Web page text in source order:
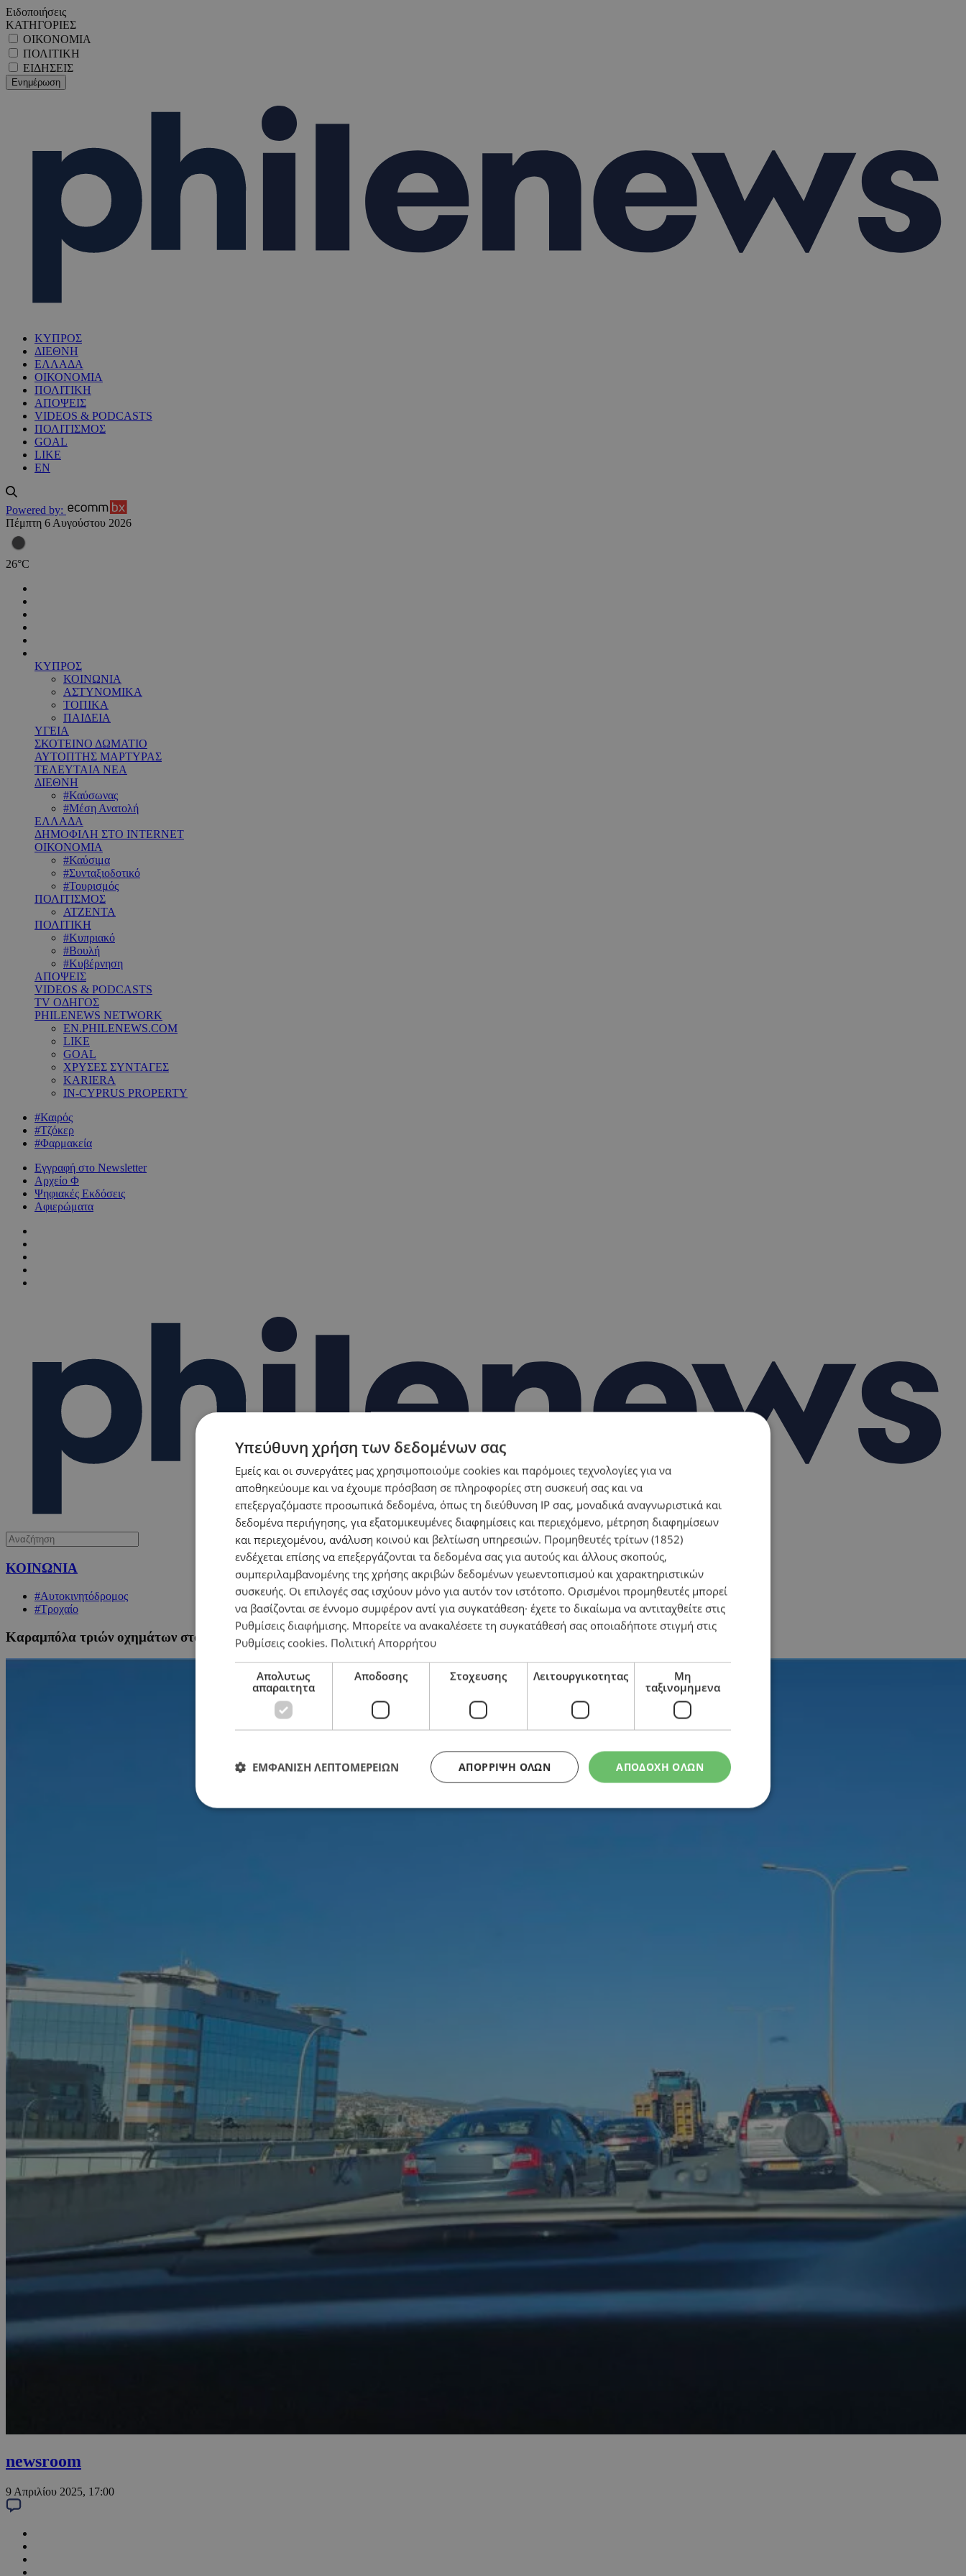
Ειδοποιήσεις
ΚΑΤΗΓΟΡΙΕΣ
ΟΙΚΟΝΟΜΙΑ
ΠΟΛΙΤΙΚΗ
ΕΙΔΗΣΕΙΣ
ΚΥΠΡΟΣ
ΔΙΕΘΝΗ
ΕΛΛΑΔΑ
ΟΙΚΟΝΟΜΙΑ
ΠΟΛΙΤΙΚΗ
ΑΠΟΨΕΙΣ
VIDEOS & PODCASTS
ΠΟΛΙΤΙΣΜΟΣ
GOAL
LIKE
EN
Powered by:
Πέμπτη 6 Αυγούστου 2026
26°C
ΚΥΠΡΟΣ
ΚΟΙΝΩΝΙΑ
ΑΣΤΥΝΟΜΙΚΑ
ΤΟΠΙΚΑ
ΠΑΙΔΕΙΑ
ΥΓΕΙΑ
ΣΚΟΤΕΙΝΟ ΔΩΜΑΤΙΟ
ΑΥΤΟΠΤΗΣ ΜΑΡΤΥΡΑΣ
ΤΕΛΕΥΤΑΙΑ ΝΕΑ
ΔΙΕΘΝΗ
#Καύσωνας
#Μέση Ανατολή
ΕΛΛΑΔΑ
ΔΗΜΟΦΙΛΗ ΣΤΟ INTERNET
ΟΙΚΟΝΟΜΙΑ
#Καύσιμα
#Συνταξιοδοτικό
#Τουρισμός
ΠΟΛΙΤΙΣΜΟΣ
ΑΤΖΕΝΤΑ
ΠΟΛΙΤΙΚΗ
#Κυπριακό
#Βουλή
#Κυβέρνηση
ΑΠΟΨΕΙΣ
VIDEOS & PODCASTS
TV ΟΔΗΓΟΣ
PHILENEWS NETWORK
EN.PHILENEWS.COM
LIKE
GOAL
ΧΡΥΣΕΣ ΣΥΝΤΑΓΕΣ
KARIERA
IN-CYPRUS PROPERTY
#Καιρός
#Τζόκερ
#Φαρμακεία
Εγγραφή στο Newsletter
Αρχείο Φ
Ψηφιακές Εκδόσεις
Αφιερώματα
ΚΟΙΝΩΝΙΑ
#Αυτοκινητόδρομος
#Τροχαίο
Καραμπόλα τριών οχημάτων στον αυτοκινητόδρομο – Κυκλοφοριακό κομφούζιο (εικόνες)
newsroom
9 Απριλίου 2025, 17:00
Υπεύθυνη χρήση των δεδομένων σας
Εμείς και οι συνεργάτες μας χρησιμοποιούμε cookies και παρόμοιες τεχνολογίες για να
αποθηκεύουμε και να έχουμε πρόσβαση σε πληροφορίες στη συσκευή σας και να
επεξεργαζόμαστε προσωπικά δεδομένα, όπως τη διεύθυνση IP σας, μοναδικά αναγνωριστικά και
δεδομένα περιήγησης, για εξατομικευμένες διαφημίσεις και περιεχόμενο, μέτρηση διαφημίσεων
και περιεχομένου, ανάλυση κοινού και βελτίωση υπηρεσιών. Προμηθευτές τρίτων (1852)
ενδέχεται επίσης να επεξεργάζονται τα δεδομένα σας για αυτούς και άλλους σκοπούς,
συμπεριλαμβανομένης της χρήσης ακριβών δεδομένων γεωεντοπισμού και χαρακτηριστικών
συσκευής. Οι επιλογές σας ισχύουν μόνο για αυτόν τον ιστότοπο. Ορισμένοι προμηθευτές μπορεί
να βασίζονται σε έννομο συμφέρον αντί για συγκατάθεση· έχετε το δικαίωμα να αντιταχθείτε στις
Ρυθμίσεις διαφήμισης. Μπορείτε να ανακαλέσετε τη συγκατάθεσή σας οποιαδήποτε στιγμή στις
Ρυθμίσεις cookies. Πολιτική Απορρήτου
Απολυτως
απαραιτητα
Αποδοσης Στοχευσης Λειτουργικοτητας
Μη
ταξινομημενα
ΑΠΟΔΟΧΗ ΟΛΩΝ
ΑΠΌΡΡΙΨΗ ΌΛΩΝ
ΕΜΦΑΝΙΣΗ ΛΕΠΤΟΜΕΡΕΙΩΝ